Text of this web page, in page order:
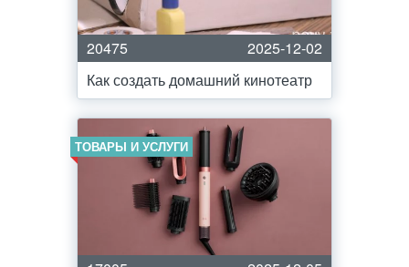
20475
2025-12-02
Как создать домашний кинотеатр
ТОВАРЫ И УСЛУГИ